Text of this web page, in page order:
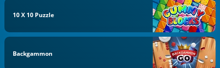
10 X 10 Puzzle
Backgammon